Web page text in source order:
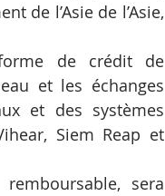
de l’Asie de l’Asie,
de crédit de
et les échanges
et des systèmes
Siem Reap et
sera